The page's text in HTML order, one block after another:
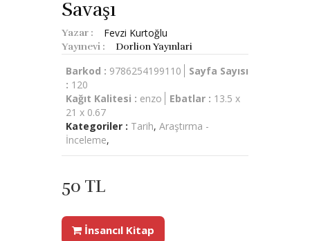
Savaşı
Yazar : Fevzi Kurtoğlu
Yayınevi : Dorlion Yayınlari
Barkod : 9786254199110
Sayfa Sayısı
: 120
Kağıt Kalitesi : enzo Ebatlar : 13.5 x
21 x 0.67
Kategoriler : Tarih, Araştırma -
İnceleme,
50 TL
İnsancıl Kitap